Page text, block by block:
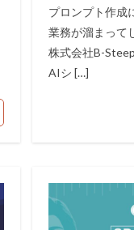
プロンプト作成
業務が溜まって
株式会社B-
AIシ […]